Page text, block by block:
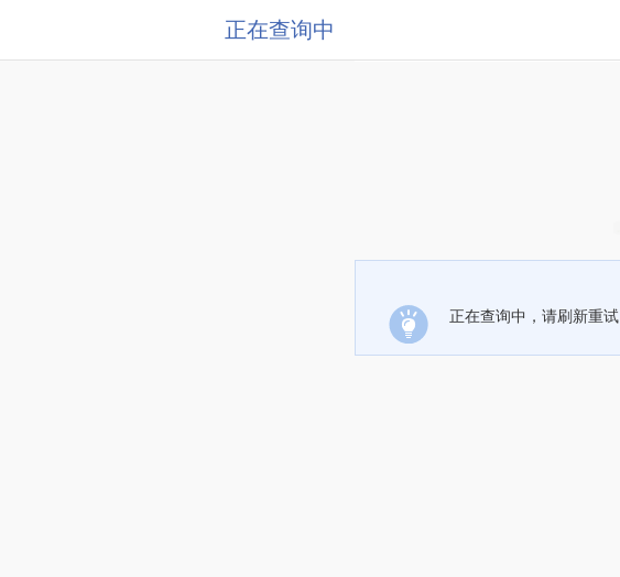
正在查询中
正在查询中，请刷新重试